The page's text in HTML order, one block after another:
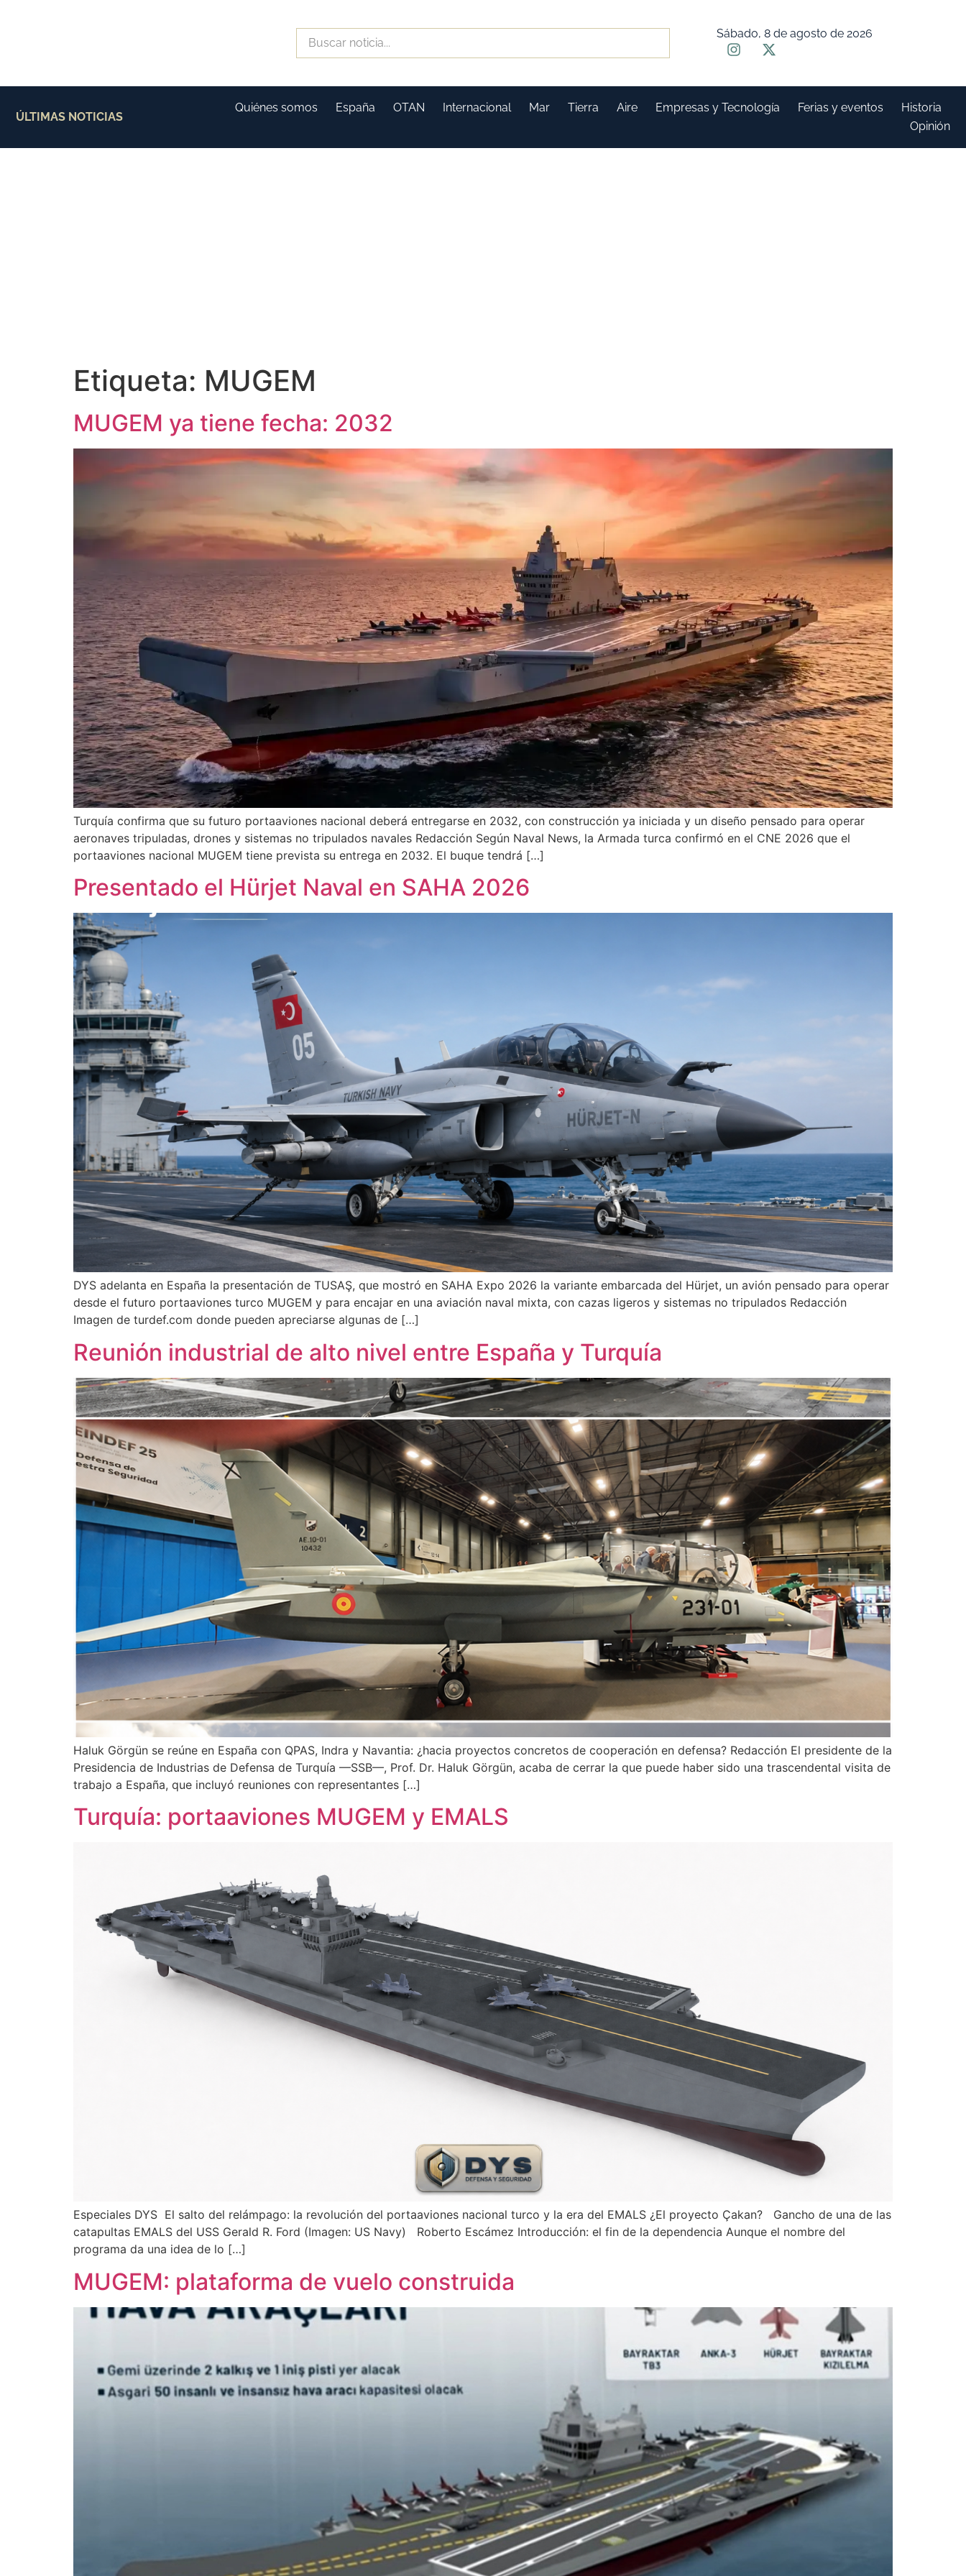
Sábado, 8 de agosto de 2026
ÚLTIMAS NOTICIAS
Quiénes somos España OTAN Internacional Mar Tierra Aire Empresas y Tecnología Ferias y eventos
Historia
Opinión
Etiqueta: MUGEM
MUGEM ya tiene fecha: 2032
Turquía confirma que su futuro portaaviones nacional deberá entregarse en 2032, con construcción ya iniciada y un diseño pensado para operar
aeronaves tripuladas, drones y sistemas no tripulados navales Redacción Según Naval News, la Armada turca confirmó en el CNE 2026 que el
portaaviones nacional MUGEM tiene prevista su entrega en 2032. El buque tendrá […]
Presentado el Hürjet Naval en SAHA 2026
DYS adelanta en España la presentación de TUSAŞ, que mostró en SAHA Expo 2026 la variante embarcada del Hürjet, un avión pensado para operar
desde el futuro portaaviones turco MUGEM y para encajar en una aviación naval mixta, con cazas ligeros y sistemas no tripulados Redacción
Imagen de turdef.com donde pueden apreciarse algunas de […]
Reunión industrial de alto nivel entre España y Turquía
Haluk Görgün se reúne en España con QPAS, Indra y Navantia: ¿hacia proyectos concretos de cooperación en defensa? Redacción El presidente de la
Presidencia de Industrias de Defensa de Turquía —SSB—, Prof. Dr. Haluk Görgün, acaba de cerrar la que puede haber sido una trascendental visita de
trabajo a España, que incluyó reuniones con representantes […]
Turquía: portaaviones MUGEM y EMALS
Especiales DYS El salto del relámpago: la revolución del portaaviones nacional turco y la era del EMALS ¿El proyecto Çakan? Gancho de una de las
catapultas EMALS del USS Gerald R. Ford (Imagen: US Navy) Roberto Escámez Introducción: el fin de la dependencia Aunque el nombre del
programa da una idea de lo […]
MUGEM: plataforma de vuelo construida